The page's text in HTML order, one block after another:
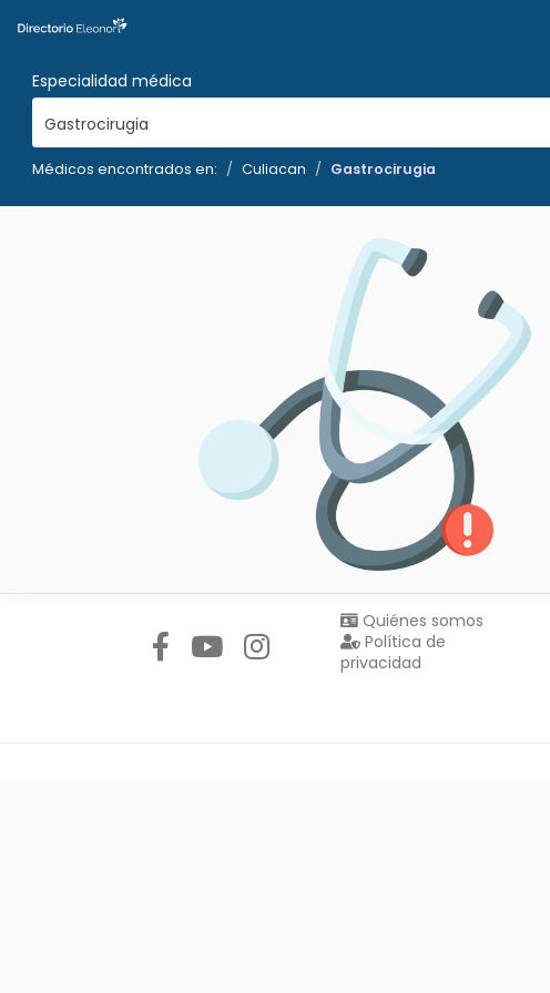
Especialidad médica
Gastrocirugia
Médicos encontrados en: Culiacan Gastrocirugia
Quiénes somos
Política de
privacidad